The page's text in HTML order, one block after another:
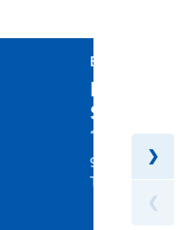
Baccalauréat
1-257-1-0
90 crédits
Temps plein ,
❯
❮